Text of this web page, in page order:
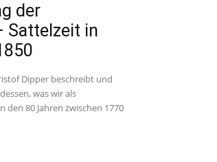
der
Sattelzeit in
Dipper beschreibt und
was wir als
den 80 Jahren zwischen 1770